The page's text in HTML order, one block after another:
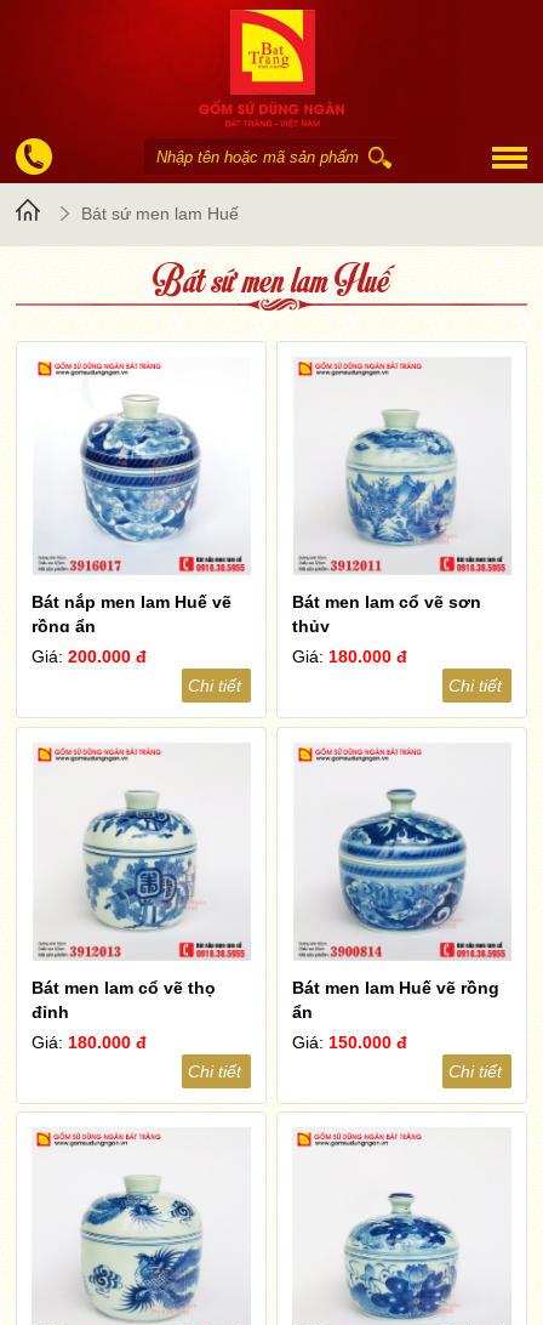
TrangBát sứ men lam Huế
Bát sứ men lam Huế
Bát nắp men lam Huế vẽ
rồng ẩn
Giá:200.000 đ
Chi tiết
Bát men lam cổ vẽ sơn
thủy
Giá:180.000 đ
Chi tiết
Bát men lam cổ vẽ thọ
đỉnh
Giá: 180.000 đ
Chi tiết
Bát men lam Huế vẽ rồng
ẩn
Giá: 150.000 đ
Chi tiết